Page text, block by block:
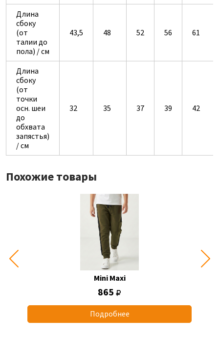
Длина
сбоку
(от
талии до
пола) / см
43,5 48 52 56 61
Длина
сбоку
(от
точки
осн. шеи
до
обхвата
запястья)
/ см
32 35 37 39 42
Похожие товары
Mini Maxi
865
Подробнее